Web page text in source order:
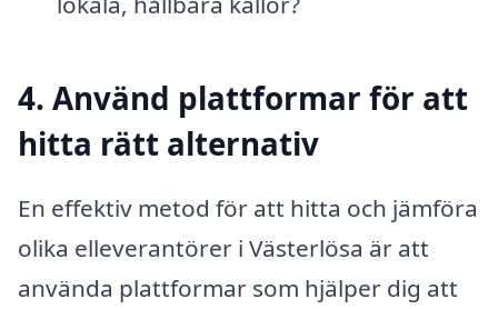
4. Använd plattformar för att
hitta rätt alternativ
En effektiv metod för att hitta och jämföra
olika elleverantörer i Västerlösa är att
använda plattformar som hjälper dig att